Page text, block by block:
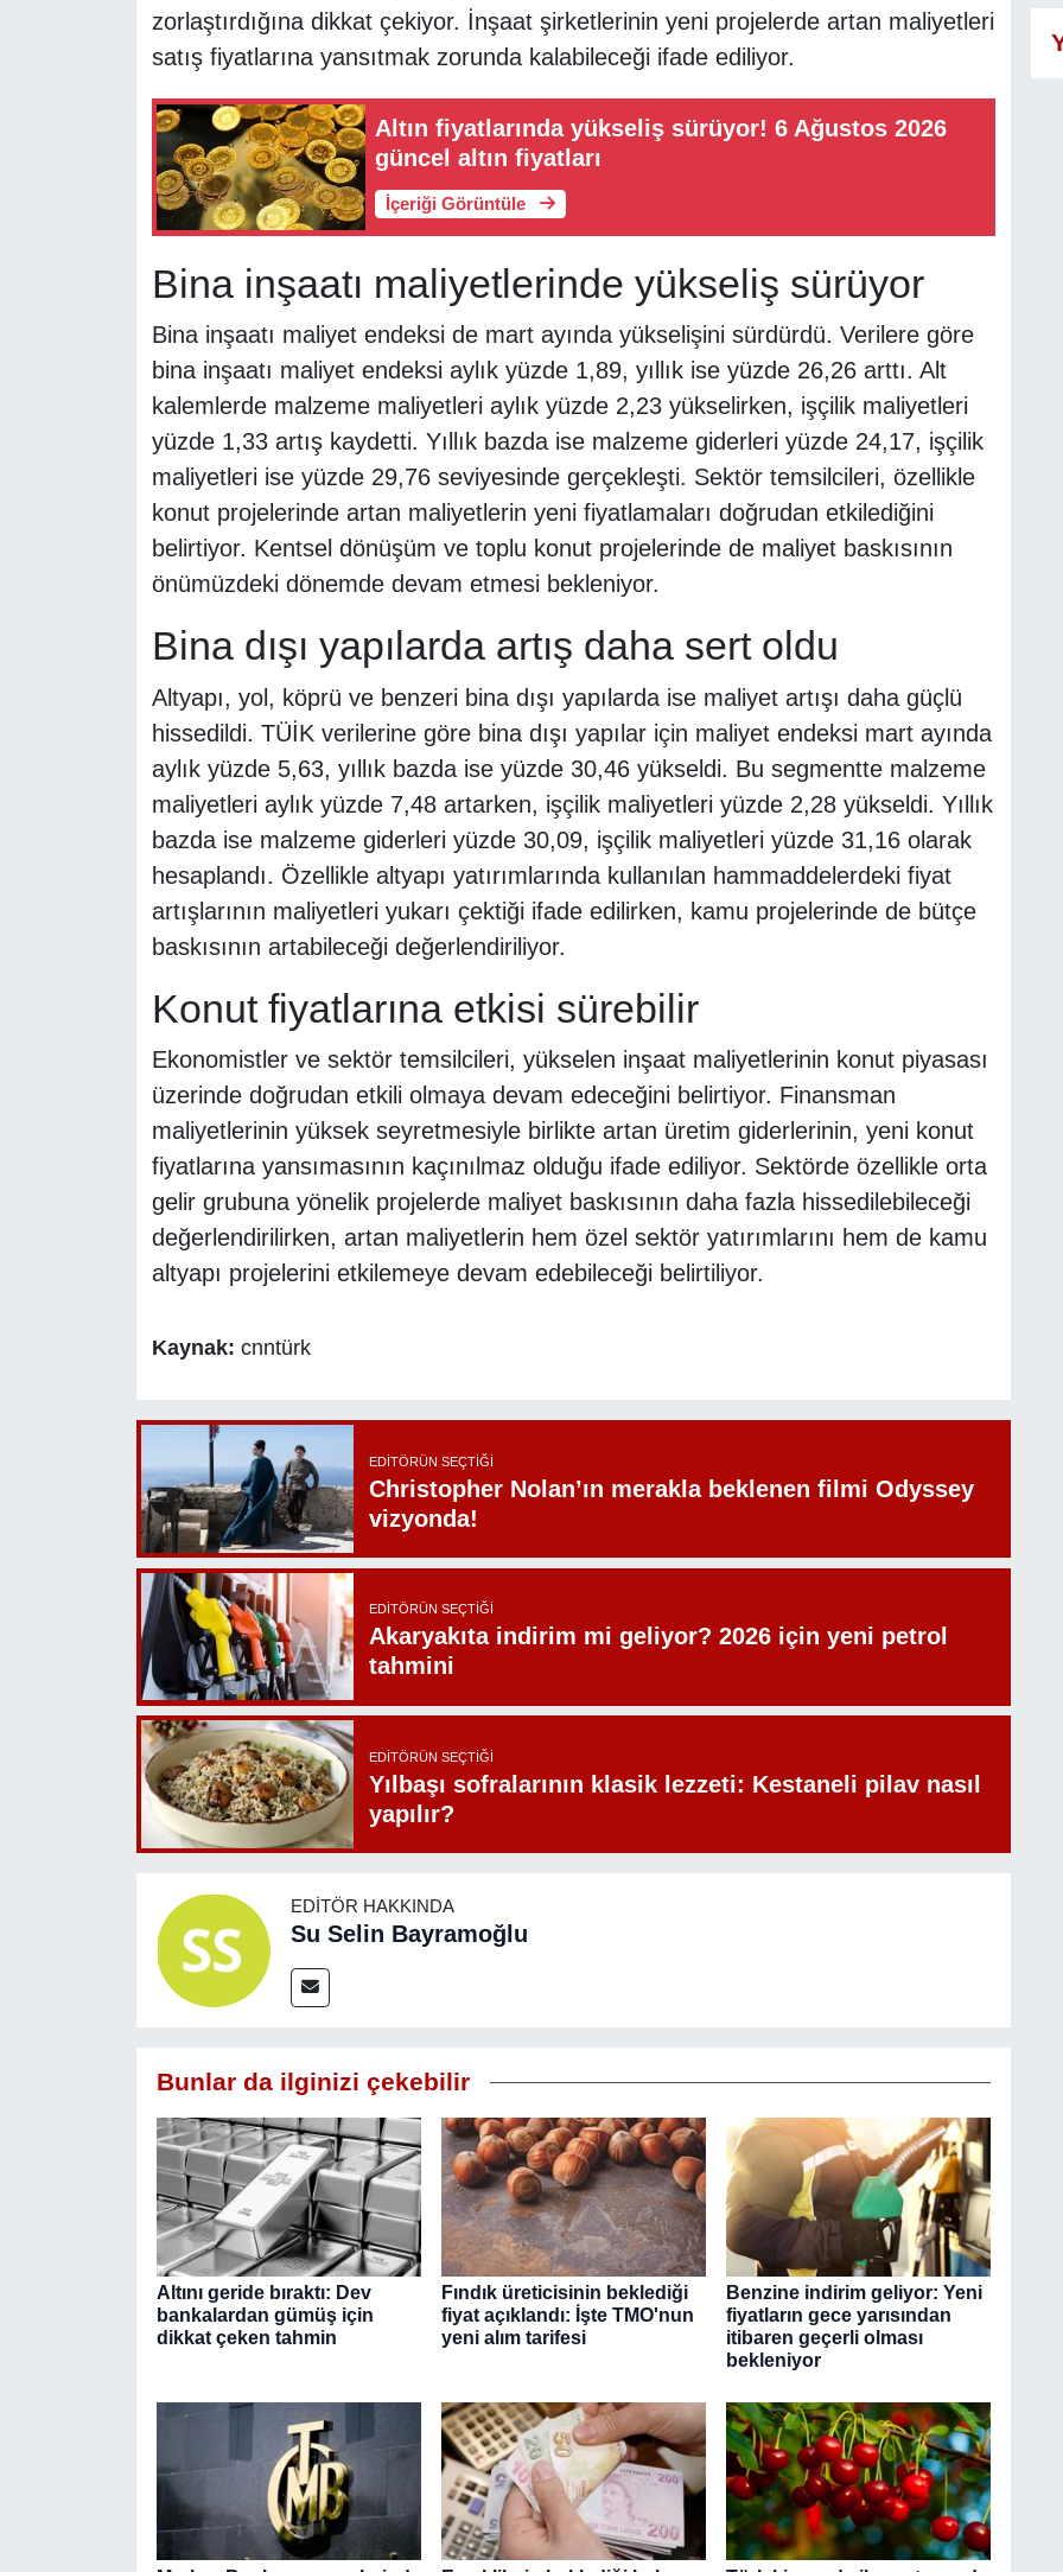
zorlaştırdığına dikkat çekiyor. İnşaat şirketlerinin yeni projelerde artan maliyetleri
satış fiyatlarına yansıtmak zorunda kalabileceği ifade ediliyor.
Altın fiyatlarında yükseliş sürüyor! 6 Ağustos 2026
güncel altın fiyatları
İçeriği Görüntüle
Bina inşaatı maliyetlerinde yükseliş sürüyor
Bina inşaatı maliyet endeksi de mart ayında yükselişini sürdürdü. Verilere göre
bina inşaatı maliyet endeksi aylık yüzde 1,89, yıllık ise yüzde 26,26 arttı. Alt
kalemlerde malzeme maliyetleri aylık yüzde 2,23 yükselirken, işçilik maliyetleri
yüzde 1,33 artış kaydetti. Yıllık bazda ise malzeme giderleri yüzde 24,17, işçilik
maliyetleri ise yüzde 29,76 seviyesinde gerçekleşti. Sektör temsilcileri, özellikle
konut projelerinde artan maliyetlerin yeni fiyatlamaları doğrudan etkilediğini
belirtiyor. Kentsel dönüşüm ve toplu konut projelerinde de maliyet baskısının
önümüzdeki dönemde devam etmesi bekleniyor.
Bina dışı yapılarda artış daha sert oldu
Altyapı, yol, köprü ve benzeri bina dışı yapılarda ise maliyet artışı daha güçlü
hissedildi. TÜİK verilerine göre bina dışı yapılar için maliyet endeksi mart ayında
aylık yüzde 5,63, yıllık bazda ise yüzde 30,46 yükseldi. Bu segmentte malzeme
maliyetleri aylık yüzde 7,48 artarken, işçilik maliyetleri yüzde 2,28 yükseldi. Yıllık
bazda ise malzeme giderleri yüzde 30,09, işçilik maliyetleri yüzde 31,16 olarak
hesaplandı. Özellikle altyapı yatırımlarında kullanılan hammaddelerdeki fiyat
artışlarının maliyetleri yukarı çektiği ifade edilirken, kamu projelerinde de bütçe
baskısının artabileceği değerlendiriliyor.
Konut fiyatlarına etkisi sürebilir
Ekonomistler ve sektör temsilcileri, yükselen inşaat maliyetlerinin konut piyasası
üzerinde doğrudan etkili olmaya devam edeceğini belirtiyor. Finansman
maliyetlerinin yüksek seyretmesiyle birlikte artan üretim giderlerinin, yeni konut
fiyatlarına yansımasının kaçınılmaz olduğu ifade ediliyor. Sektörde özellikle orta
gelir grubuna yönelik projelerde maliyet baskısının daha fazla hissedilebileceği
değerlendirilirken, artan maliyetlerin hem özel sektör yatırımlarını hem de kamu
altyapı projelerini etkilemeye devam edebileceği belirtiliyor.
Kaynak: cnntürk
EDITÖRÜN SEÇTIĞI
Christopher Nolan’ın merakla beklenen filmi Odyssey
vizyonda!
EDITÖRÜN SEÇTIĞI
Akaryakıta indirim mi geliyor? 2026 için yeni petrol
tahmini
EDITÖRÜN SEÇTIĞI
Yılbaşı sofralarının klasik lezzeti: Kestaneli pilav nasıl
yapılır?
EDITÖR HAKKINDA
Su Selin Bayramoğlu
Bunlar da ilginizi çekebilir
Altını geride bıraktı: Dev
bankalardan gümüş için
dikkat çeken tahmin
Fındık üreticisinin beklediği
fiyat açıklandı: İşte TMO'nun
yeni alım tarifesi
Benzine indirim geliyor: Yeni
fiyatların gece yarısından
itibaren geçerli olması
bekleniyor